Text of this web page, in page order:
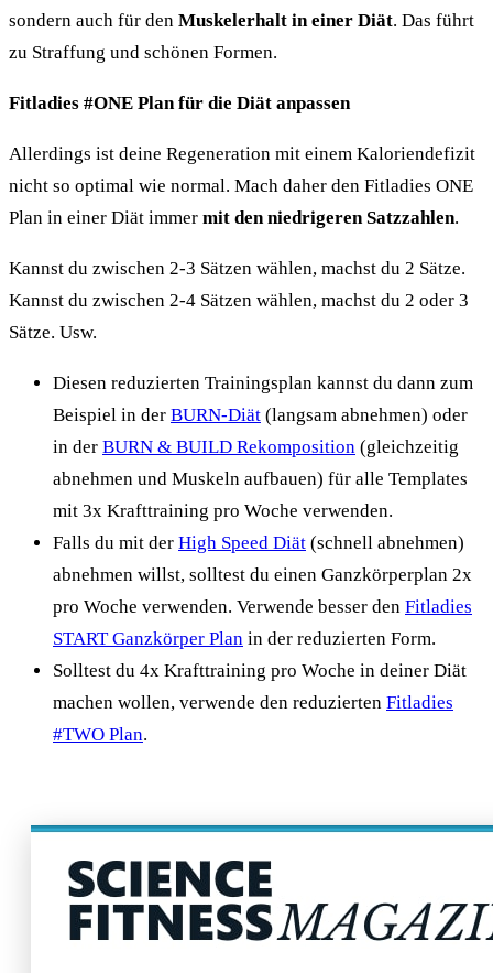
sondern auch für den Muskelerhalt in einer Diät. Das führt
zu Straffung und schönen Formen.
Fitladies #ONE Plan für die Diät anpassen
Allerdings ist deine Regeneration mit einem Kaloriendefizit
nicht so optimal wie normal. Mach daher den Fitladies ONE
Plan in einer Diät immer mit den niedrigeren Satzzahlen.
Kannst du zwischen 2-3 Sätzen wählen, machst du 2 Sätze.
Kannst du zwischen 2-4 Sätzen wählen, machst du 2 oder 3
Sätze. Usw.
Diesen reduzierten Trainingsplan kannst du dann zum
Beispiel in der BURN-Diät (langsam abnehmen) oder
in der BURN & BUILD Rekomposition (gleichzeitig
abnehmen und Muskeln aufbauen) für alle Templates
mit 3x Krafttraining pro Woche verwenden.
Falls du mit der High Speed Diät (schnell abnehmen)
abnehmen willst, solltest du einen Ganzkörperplan 2x
pro Woche verwenden. Verwende besser den Fitladies
START Ganzkörper Plan in der reduzierten Form.
Solltest du 4x Krafttraining pro Woche in deiner Diät
machen wollen, verwende den reduzierten Fitladies
#TWO Plan.